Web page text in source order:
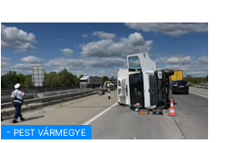
- PEST VÁRMEGYE